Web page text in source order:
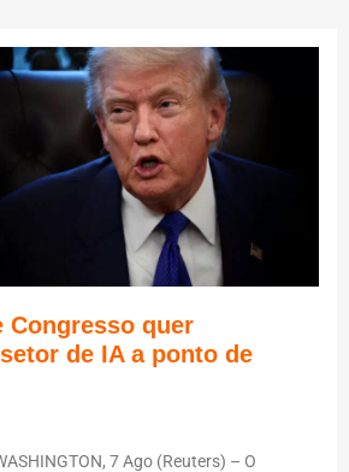
Congresso quer
de IA a ponto de
7 Ago (Reuters) – O